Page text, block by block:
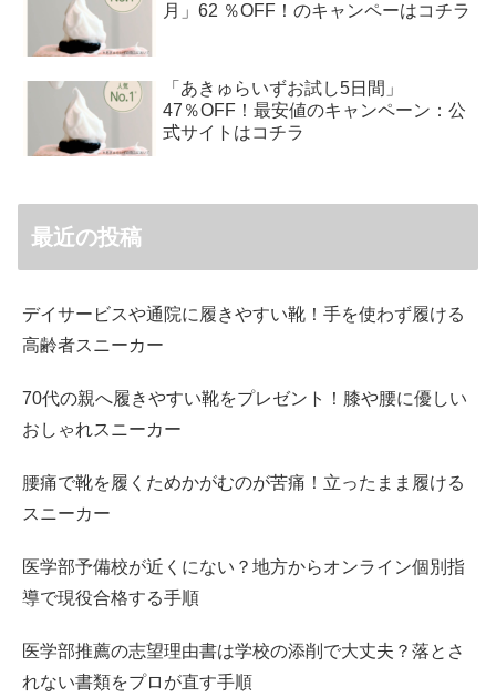
月」62 ％OFF！のキャンペーはコチラ
「あきゅらいずお試し5日間」
47％OFF！最安値のキャンペーン：公
式サイトはコチラ
最近の投稿
デイサービスや通院に履きやすい靴！手を使わず履ける
高齢者スニーカー
70代の親へ履きやすい靴をプレゼント！膝や腰に優しい
おしゃれスニーカー
腰痛で靴を履くためかがむのが苦痛！立ったまま履ける
スニーカー
医学部予備校が近くにない？地方からオンライン個別指
導で現役合格する手順
医学部推薦の志望理由書は学校の添削で大丈夫？落とさ
れない書類をプロが直す手順